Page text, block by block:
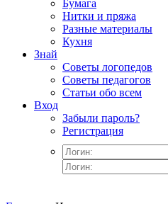
Бумага
Нитки и пряжа
Разные материалы
Кухня
Знай
Советы логопедов
Советы педагогов
Статьи обо всем
Вход
Забыли пароль?
Регистрация